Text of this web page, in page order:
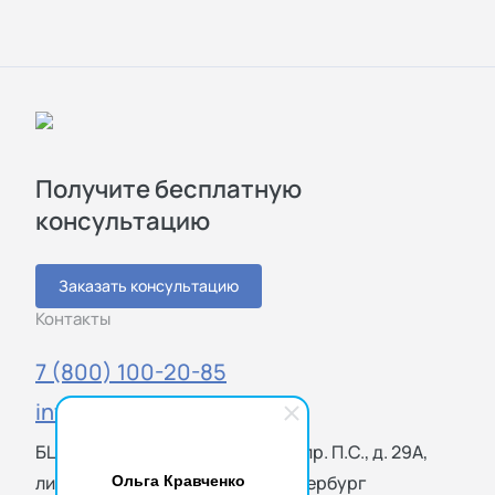
Ольга Кравченко
Получите бесплатную
консультацию
Заказать консультацию
Контакты
7 (800) 100-20-85
info@sigmatest.ru
БЦ «Петроградский», Большой пр. П.С., д. 29А,
лит. Б, оф. 513, 119021 Санкт-Петербург